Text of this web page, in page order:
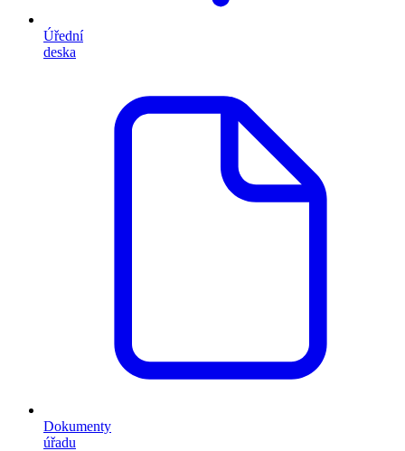
Úřední
deska
Dokumenty
úřadu